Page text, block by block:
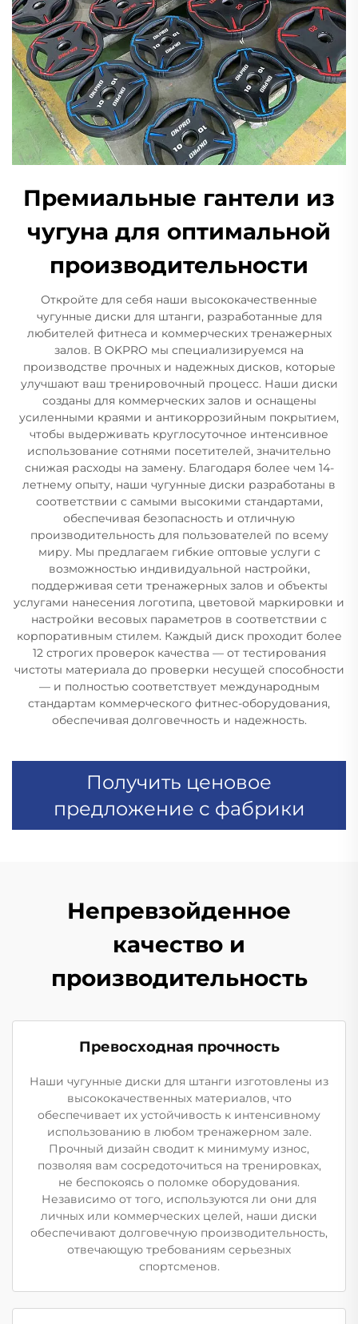
Премиальные гантели из
чугуна для оптимальной
производительности
Откройте для себя наши высококачественные
чугунные диски для штанги, разработанные для
любителей фитнеса и коммерческих тренажерных
залов. В OKPRO мы специализируемся на
производстве прочных и надежных дисков, которые
улучшают ваш тренировочный процесс. Наши диски
созданы для коммерческих залов и оснащены
усиленными краями и антикоррозийным покрытием,
чтобы выдерживать круглосуточное интенсивное
использование сотнями посетителей, значительно
снижая расходы на замену. Благодаря более чем 14-
летнему опыту, наши чугунные диски разработаны в
соответствии с самыми высокими стандартами,
обеспечивая безопасность и отличную
производительность для пользователей по всему
миру. Мы предлагаем гибкие оптовые услуги с
возможностью индивидуальной настройки,
поддерживая сети тренажерных залов и объекты
услугами нанесения логотипа, цветовой маркировки и
настройки весовых параметров в соответствии с
корпоративным стилем. Каждый диск проходит более
12 строгих проверок качества — от тестирования
чистоты материала до проверки несущей способности
— и полностью соответствует международным
стандартам коммерческого фитнес-оборудования,
обеспечивая долговечность и надежность.
Получить ценовое
предложение с фабрики
Непревзойденное
качество и
производительность
Превосходная прочность
Наши чугунные диски для штанги изготовлены из
высококачественных материалов, что
обеспечивает их устойчивость к интенсивному
использованию в любом тренажерном зале.
Прочный дизайн сводит к минимуму износ,
позволяя вам сосредоточиться на тренировках,
не беспокоясь о поломке оборудования.
Независимо от того, используются ли они для
личных или коммерческих целей, наши диски
обеспечивают долговечную производительность,
отвечающую требованиям серьезных
спортсменов.